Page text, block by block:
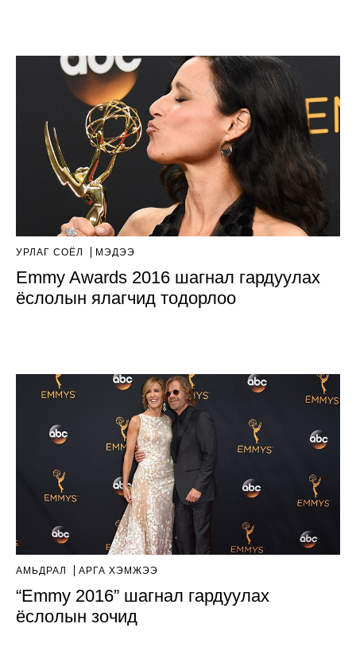
УРЛАГ СОЁЛ МЭДЭЭ
Emmy Awards 2016 шагнал гардуулах
ёслолын ялагчид тодорлоо
АМЬДРАЛ АРГА ХЭМЖЭЭ
“Emmy 2016” шагнал гардуулах
ёслолын зочид